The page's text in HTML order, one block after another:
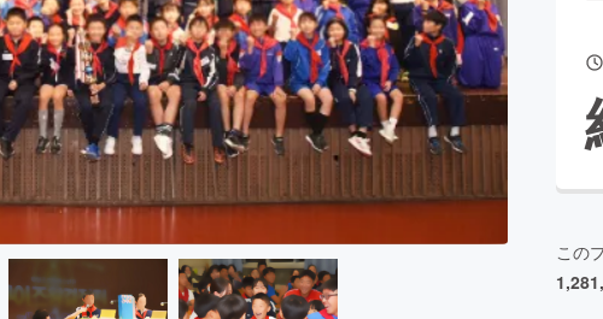
CAMPFIRE for Social Good
CAMPFIRE Creation
CAMPFIREふるさと納税machi-ya コミュニティ
この